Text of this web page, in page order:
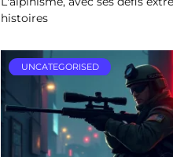
histoires
UNCATEGORISED